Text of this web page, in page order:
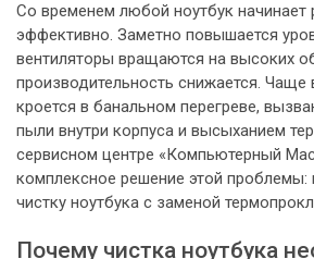
Со временем любой ноутбук начинает
эффективно. Заметно повышается
вентиляторы вращаются на высоких
производительность снижается. Чаще
кроется в банальном перегреве,
пыли внутри корпуса и высыханием
сервисном центре «Компьютерный
комплексное решение этой
чистку ноутбука с заменой
Почему чистка ноутбука